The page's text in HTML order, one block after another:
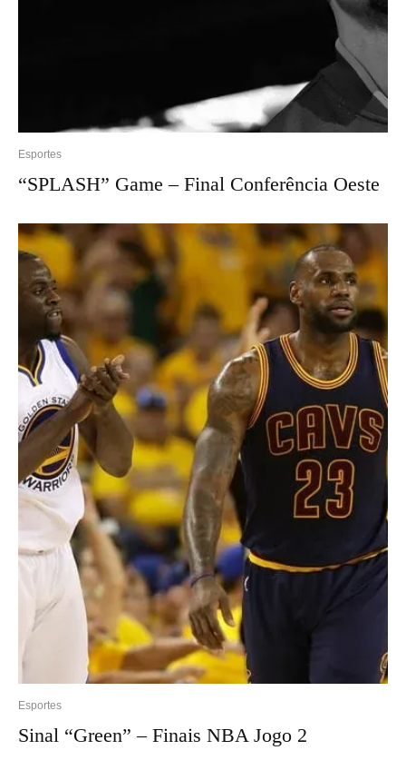
Esportes
“SPLASH” Game – Final Conferência Oeste
Esportes
Sinal “Green” – Finais NBA Jogo 2